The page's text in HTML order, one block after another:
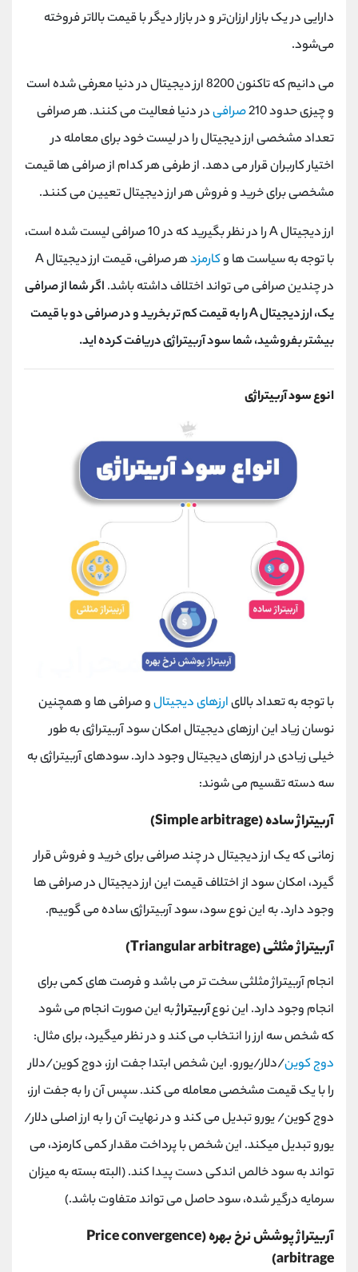
دارایی در یک بازار ارزان‌تر و در بازار دیگر با قیمت بالاتر فروخته
می‌شود.
می دانیم که تاکنون 8200 ارز دیجیتال در دنیا معرفی شده است
و چیزی حدود 210
صرافیدر دنیا فعالیت می کنند. هر صرافی
تعداد مشخصی ارز دیجیتال را در لیست خود برای معامله در
اختیار کاربران قرار می دهد. از طرفی هر کدام از صرافی ها قیمت
مشخصی برای خرید و فروش هر ارز دیجیتال تعیین می کنند.
ارز دیجیتال A را در نظر بگیرید که در 10 صرافی لیست شده است،
با توجه به سیاست ها وکارمزد
هر صرافی، قیمت ارز دیجیتال A
در چندین صرافی می تواند اختلاف داشته باشد. اگر شما از صرافی
یک، ارز دیجیتال A را به قیمت کم تر بخرید و در صرافی دو با قیمت
بیشتر بفروشید، شما سود آربیتراژی دریافت کرده اید.
انوع سود آربیتراژی
با توجه به تعداد بالایارزهای دیجیتالو صرافی ها و همچنین
نوسان زیاد این ارزهای دیجیتال امکان سود آربیتراژی به طور
خیلی زیادی در ارزهای دیجیتال وجود دارد. سودهای آربیتراژی به
سه دسته تقسیم می شوند:
آربیتراژ ساده (Simple arbitrage)
زمانی که یک ارز دیجیتال در چند صرافی برای خرید و فروش قرار
گیرد، امکان سود از اختلاف قیمت این ارز دیجیتال در صرافی ها
وجود دارد. به این نوع سود، سود آربیتراژی ساده می گوییم.
آربیتراژ مثلثی (Triangular arbitrage)
انجام آربیتراژ مثلثی سخت تر می باشد و فرصت های کمی برای
انجام وجود دارد. این نوعآربیتراژبه این صورت انجام می شود
که شخص سه ارز را انتخاب می کند و در نظر میگیرد، برای مثال:
دوج کوین/دلار/یورو. این شخص ابتدا جفت ارز، دوج کوین/دلار
را با یک قیمت مشخصی معامله می کند. سپس آن را به جفت ارز،
دوج کوین/ یورو تبدیل می کند و در نهایت آن را به ارز اصلی دلار/
یورو تبدیل میکند. این شخص با پرداخت مقدار کمی کارمزد، می
تواند به سود خالص اندکی دست پیدا کند. (البته بسته به میزان
سرمایه درگیر شده، سود حاصل می تواند متفاوت باشد.)
آربیتراژ پوشش نرخ بهره (Price convergence
arbitrage)